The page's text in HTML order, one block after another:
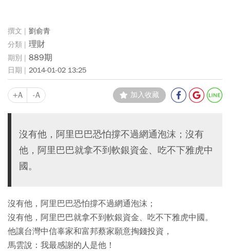
劉俞青
理財
889期
2014-01-02 13:25
+A -A 加入收藏
沒有他，阿里巴巴恐怕撐不過網通泡沫；沒有
他，阿里巴巴就拿不到軟銀資金、吃不下雅虎中
國。
沒有他，阿里巴巴恐怕撐不過網通泡沫；
沒有他，阿里巴巴就拿不到軟銀資金、吃不下雅虎中國。
他讓台灣中信辜家和富邦蔡家願意掏錢投資，
馬雲說：我最感謝的人是他！